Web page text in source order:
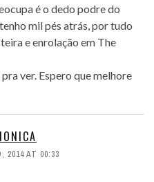
é o dedo podre do
mil pés atrás, por tudo
e enrolação em The
ver. Espero que melhore
2014 AT 00:33